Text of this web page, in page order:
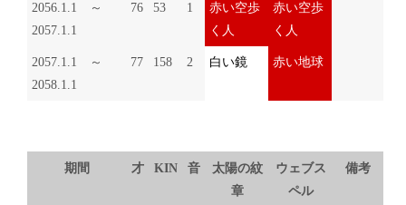
2056.1.1 ～
2057.1.1
76 53 1
赤い空歩
く人
赤い空歩
く人
2057.1.1 ～
2058.1.1
77 158 2 白い鏡 赤い地球
期間 才 KIN 音
太陽の紋
章
ウェブス
ペル
備考